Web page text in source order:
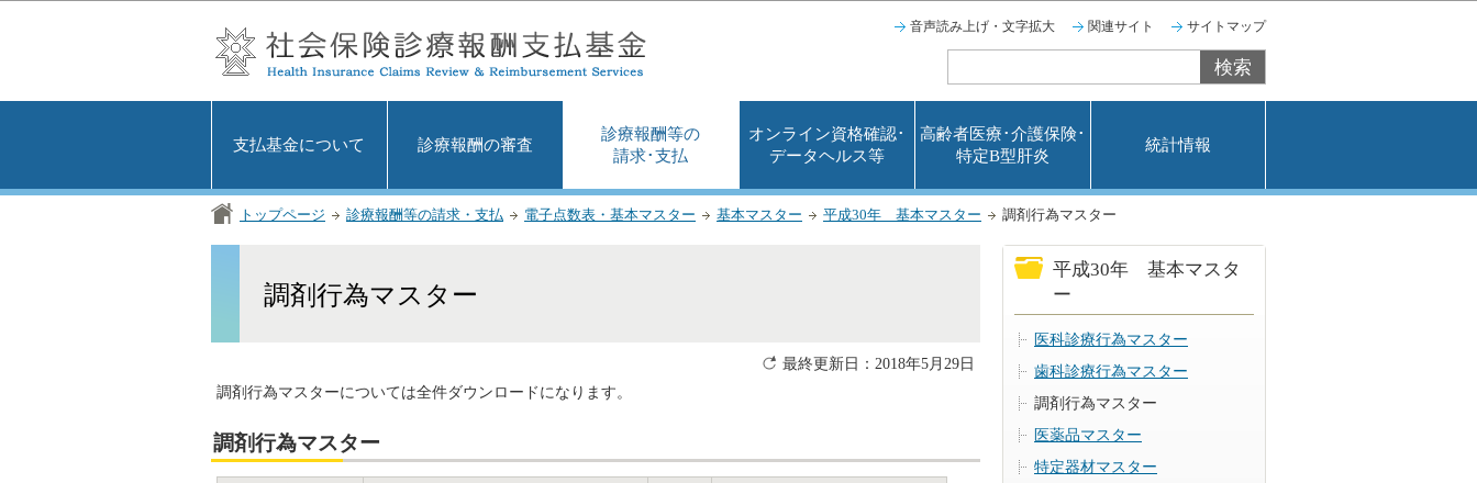
音声読み上げ・文字拡大 関連サイト サイトマップ
支払基金について 診療報酬の審査
診療報酬等の
請求･支払
オンライン資格確認･
データヘルス等
高齢者医療･介護保険･
特定B型肝炎
統計情報
トップページ 診療報酬等の請求・支払 電子点数表・基本マスター 基本マスター 平成30年 基本マスター 調剤行為マスター
調剤行為マスター
最終更新日：2018年5月29日
調剤行為マスターについては全件ダウンロードになります。
調剤行為マスター
平成30年 基本マスタ
ー
医科診療行為マスター
歯科診療行為マスター
調剤行為マスター
医薬品マスター
特定器材マスター